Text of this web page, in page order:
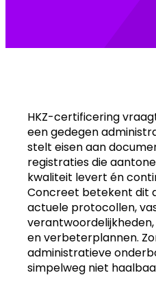
HKZ-certificering
een gedegen
stelt eisen aan
registraties die
kwaliteit levert én
Concreet betekent dit
actuele protocollen,
en verbeterplannen.
administratieve
simpelweg niet